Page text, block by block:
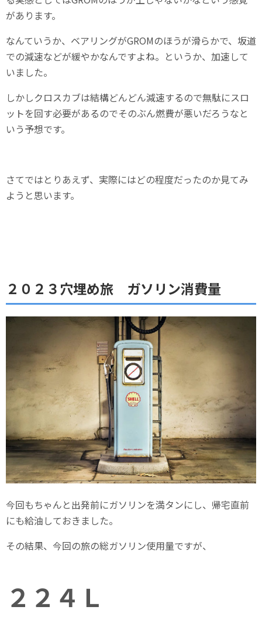
があります。
なんていうか、ベアリングがGROMのほうが滑らかで、坂道
での減速などが緩やかなんですよね。というか、加速して
いました。
しかしクロスカブは結構どんどん減速するので無駄にスロ
ットを回す必要があるのでそのぶん燃費が悪いだろうなと
いう予想です。
さてではとりあえず、実際にはどの程度だったのか見てみ
ようと思います。
２０２３穴埋め旅 ガソリン消費量
今回もちゃんと出発前にガソリンを満タンにし、帰宅直前
にも給油しておきました。
その結果、今回の旅の総ガソリン使用量ですが、
２２４Ｌ